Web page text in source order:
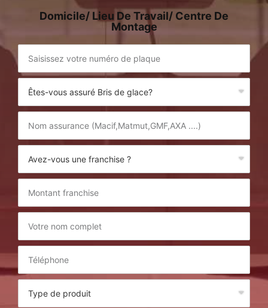
Domicile/ Lieu De Travail/ Centre De
Montage